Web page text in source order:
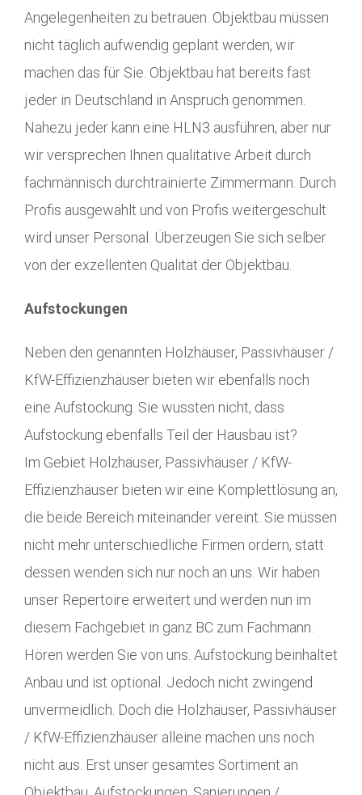
Angelegenheiten zu betrauen. Objektbau müssen
nicht täglich aufwendig geplant werden, wir
machen das für Sie. Objektbau hat bereits fast
jeder in Deutschland in Anspruch genommen.
Nahezu jeder kann eine HLN3 ausführen, aber nur
wir versprechen Ihnen qualitative Arbeit durch
fachmännisch durchtrainierte Zimmermann. Durch
Profis ausgewählt und von Profis weitergeschult
wird unser Personal. Überzeugen Sie sich selber
von der exzellenten Qualität der Objektbau.
Aufstockungen
Neben den genannten Holzhäuser, Passivhäuser /
KfW-Effizienzhäuser bieten wir ebenfalls noch
eine Aufstockung. Sie wussten nicht, dass
Aufstockung ebenfalls Teil der Hausbau ist?
Im Gebiet Holzhäuser, Passivhäuser / KfW-
Effizienzhäuser bieten wir eine Komplettlösung an,
die beide Bereich miteinander vereint. Sie müssen
nicht mehr unterschiedliche Firmen ordern, statt
dessen wenden sich nur noch an uns. Wir haben
unser Repertoire erweitert und werden nun im
diesem Fachgebiet in ganz BC zum Fachmann.
Hören werden Sie von uns. Aufstockung beinhaltet
Anbau und ist optional. Jedoch nicht zwingend
unvermeidlich. Doch die Holzhäuser, Passivhäuser
/ KfW-Effizienzhäuser alleine machen uns noch
nicht aus. Erst unser gesamtes Sortiment an